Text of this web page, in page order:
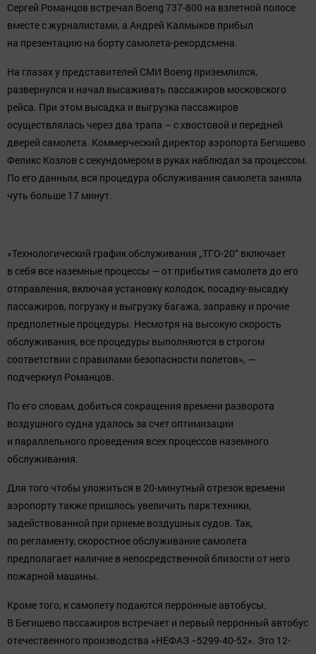
Сергей Романцов встречал Boeng 737-800 на взлетной полосе
вместе с журналистами, а Андрей Калмыков прибыл
на презентацию на борту самолета-рекордсмена.
На глазах у представителей СМИ Boeng приземлился,
развернулся и начал высаживать пассажиров московского
рейса. При этом высадка и выгрузка пассажиров
осуществлялась через два трапа – с хвостовой и передней
дверей самолета. Коммерческий директор аэропорта Бегишево
Феликс Козлов с секундомером в руках наблюдал за процессом.
По его данным, вся процедура обслуживания самолета заняла
чуть больше 17 минут.
«Технологический график обслуживания „ТГО-20“ включает
в себя все наземные процессы — от прибытия самолета до его
отправления, включая установку колодок, посадку-высадку
пассажиров, погрузку и выгрузку багажа, заправку и прочие
предполетные процедуры. Несмотря на высокую скорость
обслуживания, все процедуры выполняются в строгом
соответствии с правилами безопасности полетов», —
подчеркнул Романцов.
По его словам, добиться сокращения времени разворота
воздушного судна удалось за счет оптимизации
и параллельного проведения всех процессов наземного
обслуживания.
Для того чтобы уложиться в 20-минутный отрезок времени
аэропорту также пришлось увеличить парк техники,
задействованной при приеме воздушных судов. Так,
по регламенту, скоростное обслуживание самолета
предполагает наличие в непосредственной близости от него
пожарной машины.
Кроме того, к самолету подаются перронные автобусы.
В Бегишево пассажиров встречает и первый перронный автобус
отечественного производства «НЕФАЗ −5299-40-52». Это 12-